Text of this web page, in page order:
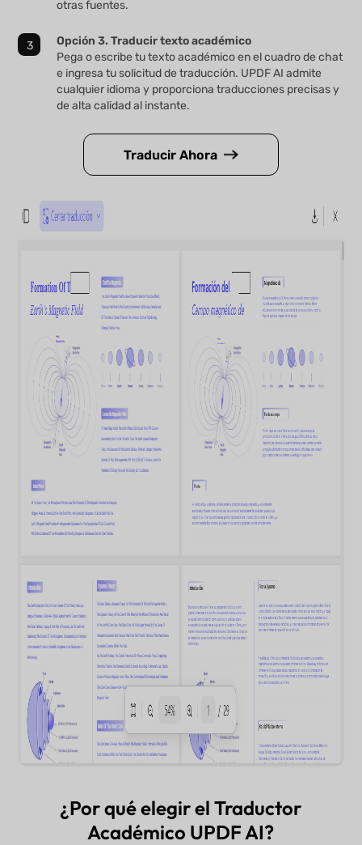
otras fuentes.
Opción 3. Traducir texto académico
Pega o escribe tu texto académico en el cuadro de chat
e ingresa tu solicitud de traducción. UPDF AI admite
cualquier idioma y proporciona traducciones precisas y
de alta calidad al instante.
Traducir Ahora
¿Por qué elegir el Traductor
Académico UPDF AI?